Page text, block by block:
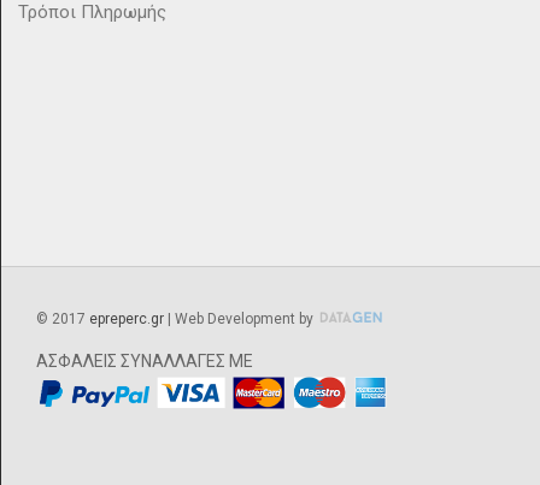
Τρόποι Πληρωμής
© 2017 epreperc.gr | Web Development by
ΑΣΦΑΛΕΙΣ ΣΥΝΑΛΛΑΓΕΣ ΜΕ